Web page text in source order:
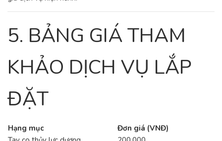
5. BẢNG GIÁ THAM
KHẢO DỊCH VỤ LẮP
ĐẶT
Hạng mục
Đơn giá (VNĐ)